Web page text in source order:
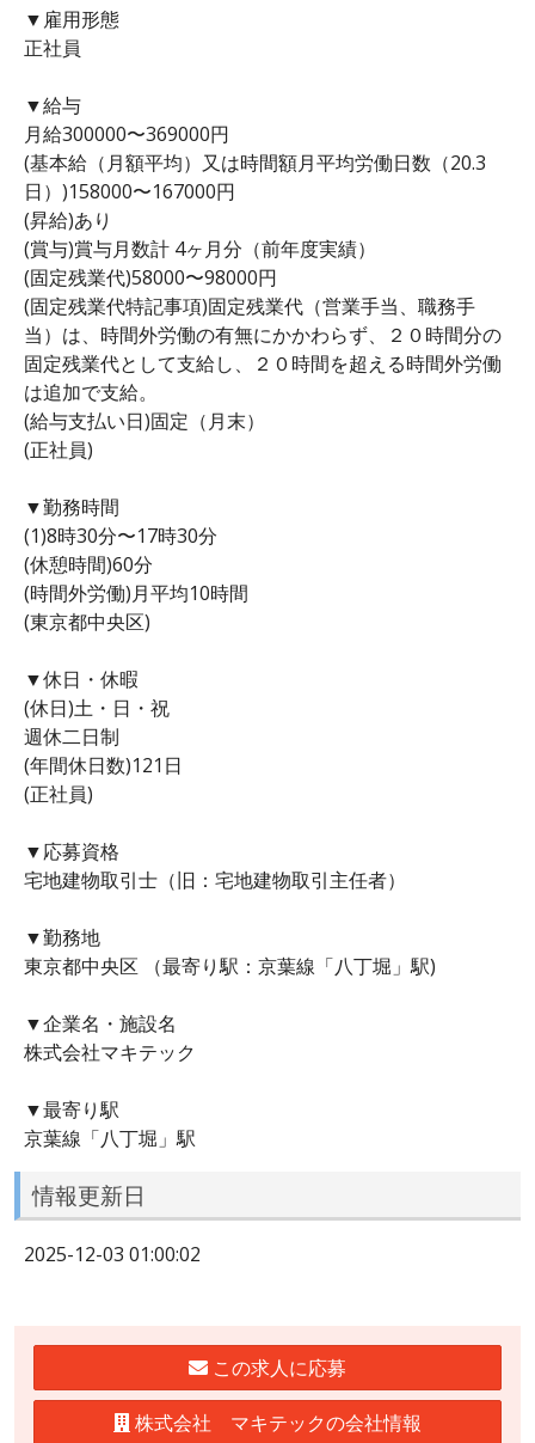
▼雇用形態
正社員
▼給与
月給300000〜369000円
(基本給（月額平均）又は時間額月平均労働日数（20.3
日）)158000〜167000円
(昇給)あり
(賞与)賞与月数計 4ヶ月分（前年度実績）
(固定残業代)58000〜98000円
(固定残業代特記事項)固定残業代（営業手当、職務手
当）は、時間外労働の有無にかかわらず、２０時間分の
固定残業代として支給し、２０時間を超える時間外労働
は追加で支給。
(給与支払い日)固定（月末）
(正社員)
▼勤務時間
(1)8時30分〜17時30分
(休憩時間)60分
(時間外労働)月平均10時間
(東京都中央区)
▼休日・休暇
(休日)土・日・祝
週休二日制
(年間休日数)121日
(正社員)
▼応募資格
宅地建物取引士（旧：宅地建物取引主任者）
▼勤務地
東京都中央区 （最寄り駅：京葉線「八丁堀」駅)
▼企業名・施設名
株式会社マキテック
▼最寄り駅
京葉線「八丁堀」駅
情報更新日
2025-12-03 01:00:02
この求人に応募
株式会社 マキテックの会社情報